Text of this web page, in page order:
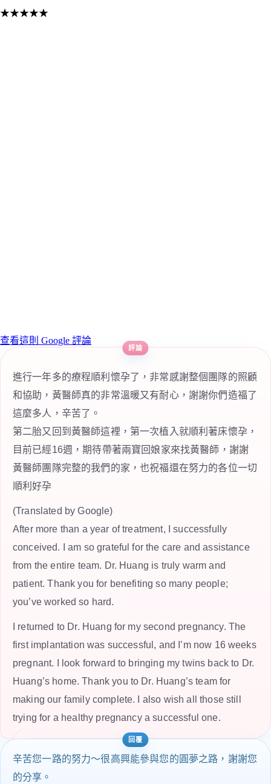
★★★★★
查看這則 Google 評論
進行一年多的療程順利懷孕了，非常感謝整個團隊的照顧
和協助，黃醫師真的非常溫暖又有耐心，謝謝你們造福了
這麼多人，辛苦了。
第二胎又回到黃醫師這裡，第一次植入就順利著床懷孕，
目前已經16週，期待帶著兩寶回娘家來找黃醫師，謝謝
黃醫師團隊完整的我們的家，也祝福還在努力的各位一切
順利好孕
(Translated by Google)
After more than a year of treatment, I successfully
conceived. I am so grateful for the care and assistance
from the entire team. Dr. Huang is truly warm and
patient. Thank you for benefiting so many people;
you’ve worked so hard.
I returned to Dr. Huang for my second pregnancy. The
first implantation was successful, and I’m now 16 weeks
pregnant. I look forward to bringing my twins back to Dr.
Huang’s home. Thank you to Dr. Huang’s team for
making our family complete. I also wish all those still
trying for a healthy pregnancy a successful one.
辛苦您一路的努力～很高興能參與您的圓夢之路，謝謝您
的分享。